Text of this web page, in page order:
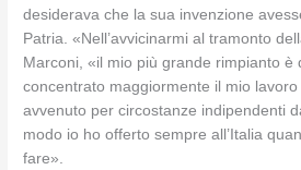
desiderava che la sua invenzione
Patria. «Nell’avvicinarmi al tramonto
Marconi, «il mio più grande rimpianto è
concentrato maggiormente il mio
avvenuto per circostanze indipendenti
modo io ho offerto sempre all’Italia
fare».